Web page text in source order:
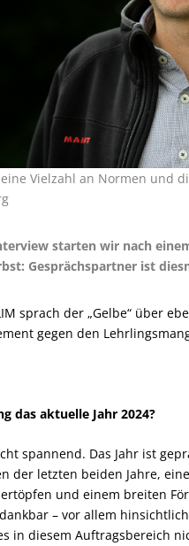
Vielzahl an Normen und
starten wir nach
Gesprächspartner ist
sprach der „Gelbe“ über
gegen den
das aktuelle Jahr 2024?
spannend. Das Jahr ist
der letzten beiden Jahre,
und einem breiten
– vor allem
in diesem Auftragsbereich